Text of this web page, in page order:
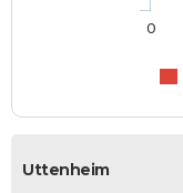
0
Uttenheim